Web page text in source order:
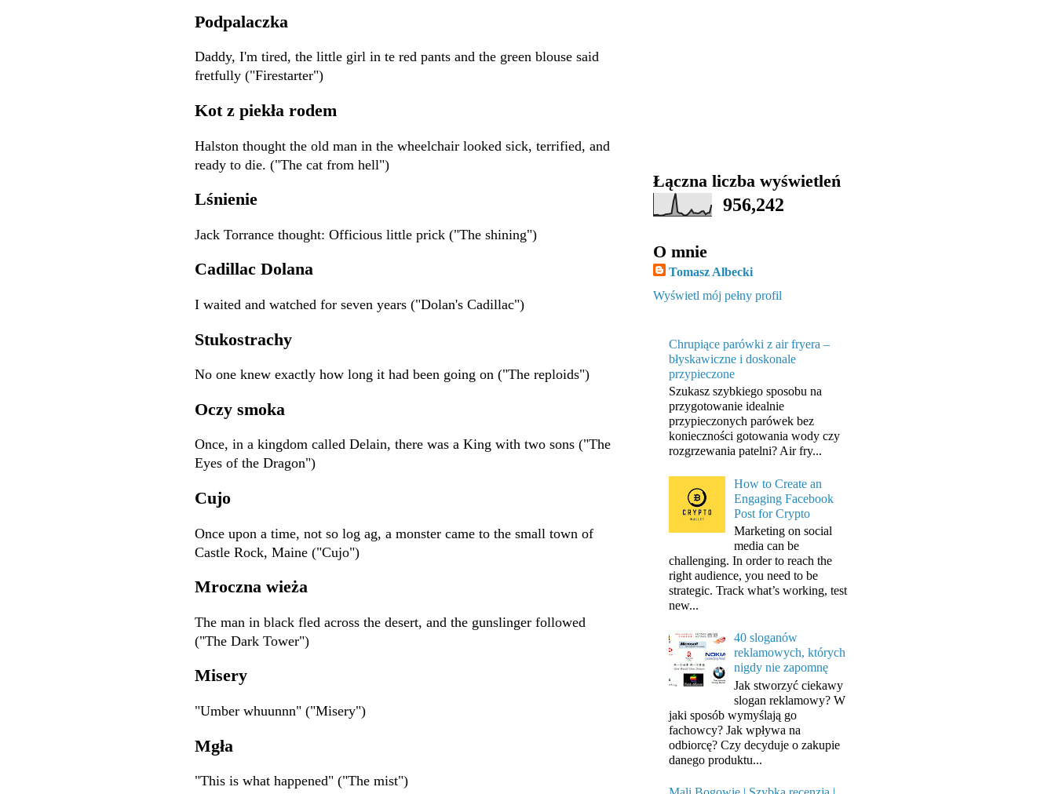
Podpalaczka
Daddy, I'm tired, the little girl in te red pants and the green blouse said
fretfully ("Firestarter")
Kot z piekła rodem
Halston thought the old man in the wheelchair looked sick, terrified, and
ready to die. ("The cat from hell")
Lśnienie
Jack Torrance thought: Officious little prick ("The shining")
Cadillac Dolana
I waited and watched for seven years ("Dolan's Cadillac")
Stukostrachy
No one knew exactly how long it had been going on ("The reploids")
Oczy smoka
Once, in a kingdom called Delain, there was a King with two sons ("The
Eyes of the Dragon")
Cujo
Once upon a time, not so log ag, a monster came to the small town of
Castle Rock, Maine ("Cujo")
Mroczna wieża
The man in black fled across the desert, and the gunslinger followed
("The Dark Tower")
Misery
"Umber whuunnn" ("Misery")
Mgła
"This is what happened" ("The mist")
Łączna liczba wyświetleń
956,242
O mnie
Tomasz Albecki
Wyświetl mój pełny profil
Chrupiące parówki z air fryera –
błyskawiczne i doskonale
przypieczone
Szukasz szybkiego sposobu na
przygotowanie idealnie
przypieczonych parówek bez
konieczności gotowania wody czy
rozgrzewania patelni? Air fry...
How to Create an
Engaging Facebook
Post for Crypto
Marketing on social
media can be
challenging. In order to reach the
right audience, you need to be
strategic. Track what’s working, test
new...
40 sloganów
reklamowych, których
nigdy nie zapomnę
Jak stworzyć ciekawy
slogan reklamowy? W
jaki sposób wymyślają go
fachowcy? Jak wpływa na
odbiorcę? Czy decyduje o zakupie
danego produktu...